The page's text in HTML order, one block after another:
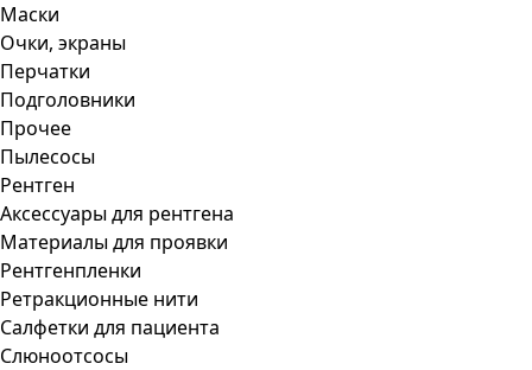
Маски
Очки, экраны
Перчатки
Подголовники
Прочее
Пылесосы
Рентген
Аксессуары для рентгена
Материалы для проявки
Рентгенпленки
Ретракционные нити
Салфетки для пациента
Слюноотсосы